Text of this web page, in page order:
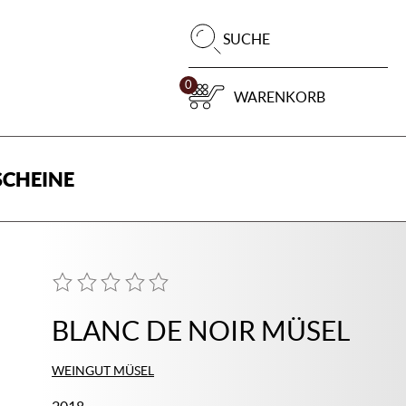
SUCHE
0
WARENKORB
BLANC DE NOIR MÜSEL
WEINGUT MÜSEL